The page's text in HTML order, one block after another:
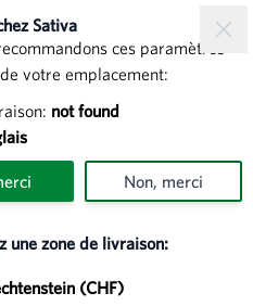
Sativa
ces paramètres
votre emplacement:
not found
Non, merci
une zone de livraison:
(CHF)
Anchusa capensis
capensis